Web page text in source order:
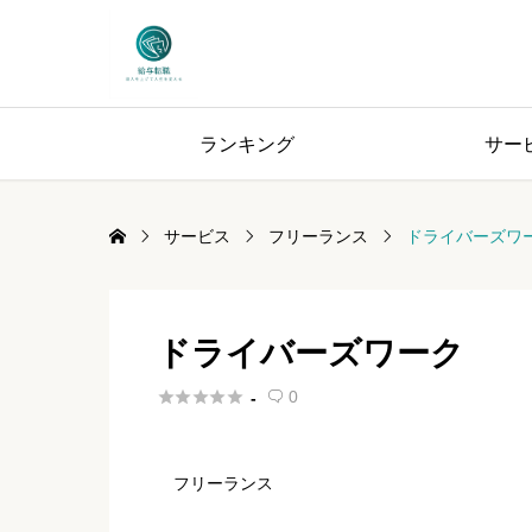
ランキング サー
サービス フリーランス ドライバーズワ
ドライバーズワーク
 -  0
フリーランス